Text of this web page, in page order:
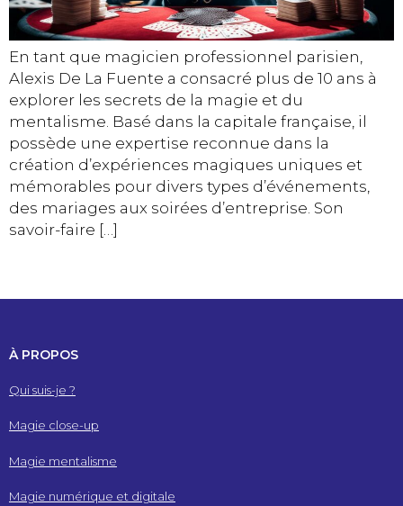
En tant que magicien professionnel parisien,
Alexis De La Fuente a consacré plus de 10 ans à
explorer les secrets de la magie et du
mentalisme. Basé dans la capitale française, il
possède une expertise reconnue dans la
création d’expériences magiques uniques et
mémorables pour divers types d’événements,
des mariages aux soirées d’entreprise. Son
savoir-faire […]
À PROPOS
Qui suis-je ?
Magie close-up
Magie mentalisme
Magie numérique et digitale